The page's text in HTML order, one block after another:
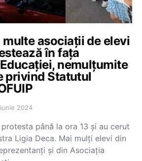
multe asociații de elevi
în fața
nemulțumite
privind Statutul
2024
protesta până la ora 13 și au cerut
Ligia Deca. Mai mulți elevi din
și din Asociaţia